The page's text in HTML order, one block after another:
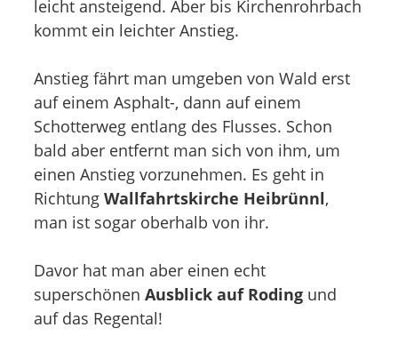
leicht ansteigend. Aber bis Kirchenrohrbach
kommt ein leichter Anstieg.
Anstieg fährt man umgeben von Wald erst
auf einem Asphalt-, dann auf einem
Schotterweg entlang des Flusses. Schon
bald aber entfernt man sich von ihm, um
einen Anstieg vorzunehmen. Es geht in
Richtung Wallfahrtskirche Heibrünnl,
man ist sogar oberhalb von ihr.
Davor hat man aber einen echt
superschönen Ausblick auf Roding und
auf das Regental!